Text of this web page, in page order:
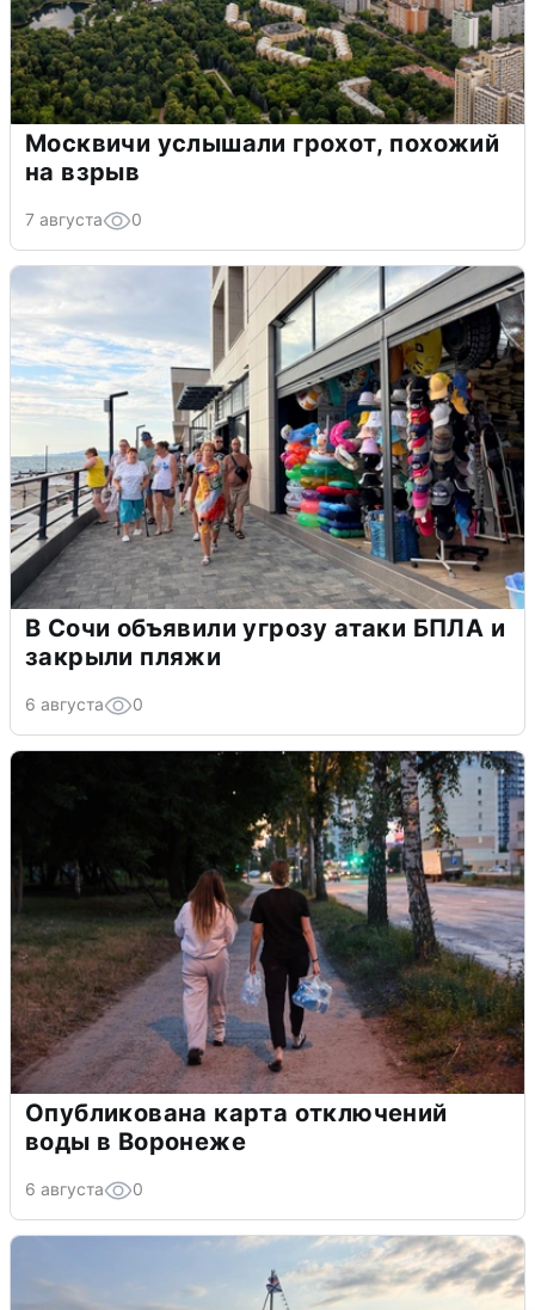
Москвичи услышали грохот, похожий
на взрыв
7 августа 0
В Сочи объявили угрозу атаки БПЛА и
закрыли пляжи
6 августа 0
Опубликована карта отключений
воды в Воронеже
6 августа 0